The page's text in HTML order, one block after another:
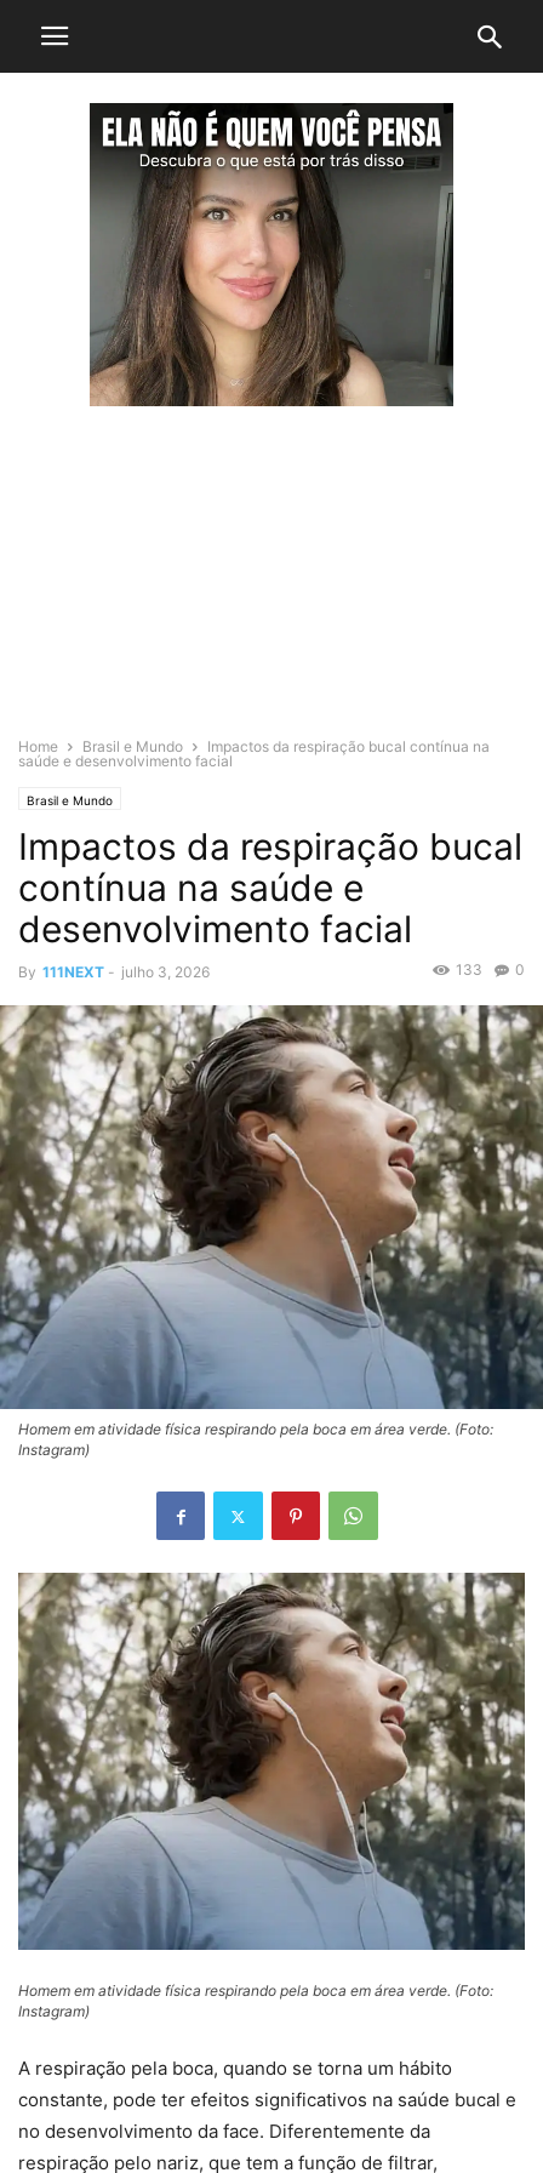
Home Brasil e Mundo
Impactos da respiração bucal contínua na
saúde e desenvolvimento facial
Brasil e Mundo
Impactos da respiração bucal
contínua na saúde e
desenvolvimento facial
By 111NEXT - julho 3, 2026 0
133
Homem em atividade física respirando pela boca em área verde. (Foto:
Instagram)
Homem em atividade física respirando pela boca em área verde. (Foto:
Instagram)
A respiração pela boca, quando se torna um hábito
constante, pode ter efeitos significativos na saúde bucal e
no desenvolvimento da face. Diferentemente da
respiração pelo nariz, que tem a função de filtrar,